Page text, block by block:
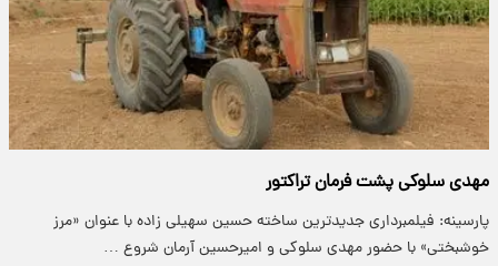
مهدی سلوکی پشت فرمان تراکتور
پارسینه: فیلمبرداری جدیدترین ساخته حسین سهیلی زاده با عنوان «مرز
خوشبختی» با حضور مهدی سلوکی و امیرحسین آرمان شروع …